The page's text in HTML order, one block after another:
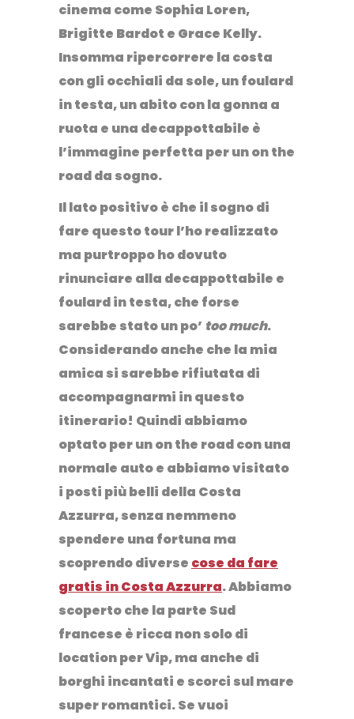
cinema come Sophia Loren,
Brigitte Bardot e Grace Kelly.
Insomma ripercorrere la costa
con gli occhiali da sole, un foulard
in testa, un abito con la gonna a
ruota e una decappottabile è
l’immagine perfetta per un on the
road da sogno.
Il lato positivo è che il sogno di
fare questo tour l’ho realizzato
ma purtroppo ho dovuto
rinunciare alla decappottabile e
foulard in testa, che forse
sarebbe stato un po’ too much.
Considerando anche che la mia
amica si sarebbe rifiutata di
accompagnarmi in questo
itinerario! Quindi abbiamo
optato per un on the road con una
normale auto e abbiamo visitato
i posti più belli della Costa
Azzurra, senza nemmeno
spendere una fortuna ma
scoprendo diverse cose da fare
gratis in Costa Azzurra. Abbiamo
scoperto che la parte Sud
francese è ricca non solo di
location per Vip, ma anche di
borghi incantati e scorci sul mare
super romantici. Se vuoi